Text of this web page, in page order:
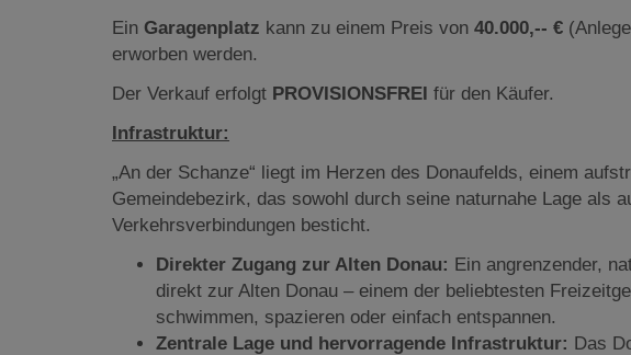
Ein Garagenplatz kann zu einem Preis von 40.000,-- €
erworben werden.
Der Verkauf erfolgt PROVISIONSFREI für den Käufer.
Infrastruktur:
„An der Schanze“ liegt im Herzen des Donaufelds, einem
Gemeindebezirk, das sowohl durch seine naturnahe Lage als
Verkehrsverbindungen besticht.
Direkter Zugang zur Alten Donau: Ein angrenzender,
direkt zur Alten Donau – einem der beliebtesten
schwimmen, spazieren oder einfach entspannen.
Zentrale Lage und hervorragende Infrastruktur: Das